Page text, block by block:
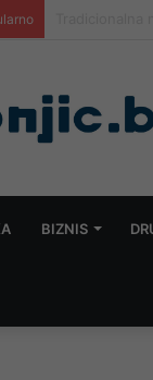
BIZNIS